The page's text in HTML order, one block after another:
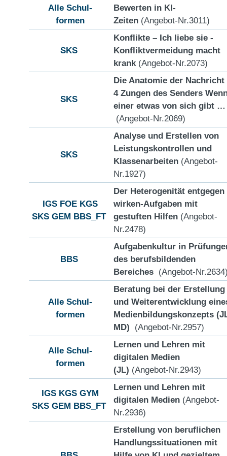
Alle Schul-
formen
Bewerten in KI-
Zeiten (Angebot-Nr.3011)
SKS
Konflikte – Ich liebe sie -
Konfliktvermeidung macht
krank (Angebot-Nr.2073)
SKS
Die Anatomie der Nachricht
4 Zungen des Senders
einer etwas von sich gibt …
(Angebot-Nr.2069)
SKS
Analyse und Erstellen von
Leistungskontrollen und
Klassenarbeiten (Angebot-
Nr.1927)
IGS FOE KGS
SKS GEM BBS_FT
Der Heterogenität entgegen
wirken-Aufgaben mit
gestuften Hilfen (Angebot-
Nr.2478)
BBS
Aufgabenkultur in
des berufsbildenden
Bereiches (Angebot-
Alle Schul-
formen
Beratung bei der Erstellung
und Weiterentwicklung
Medienbildungskonzepts
MD) (Angebot-Nr.2957)
Alle Schul-
formen
Lernen und Lehren mit
digitalen Medien
(JL) (Angebot-Nr.2943)
IGS KGS GYM
SKS GEM BBS_FT
Lernen und Lehren mit
digitalen Medien (Angebot-
Nr.2936)
Erstellung von beruflichen
Handlungssituationen mit